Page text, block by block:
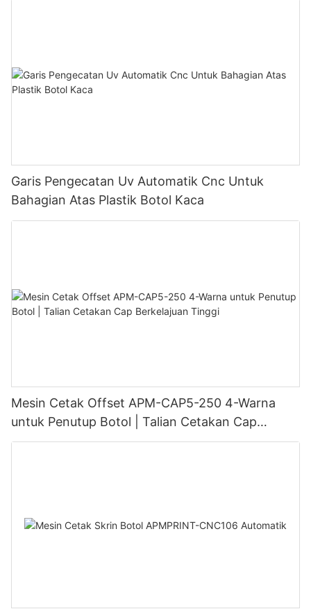
Garis Pengecatan Uv Automatik Cnc Untuk
Bahagian Atas Plastik Botol Kaca
Mesin Cetak Offset APM-CAP5-250 4-Warna
untuk Penutup Botol | Talian Cetakan Cap
Berkelajuan Tinggi